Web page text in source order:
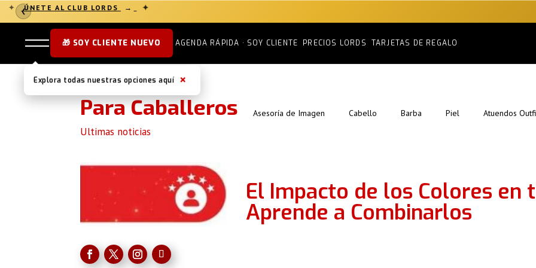
❮
✦ ÚNETE AL CLUB LORDS → ✦
Explora todas nuestras opciones aquí ×
🎁 SOY CLIENTE NUEVO AGENDA RÁPIDA · SOY CLIENTE PRECIOS LORDS TARJETAS DE REGALO
Para Caballeros
Ultimas noticias
Asesoría de Imagen Cabello Barba Piel Atuendos
El Impacto de los Colores en
Aprende a Combinarlos